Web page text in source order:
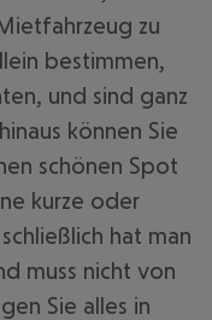
zu
bestimmen,
und sind ganz
können Sie
schönen Spot
kurze oder
hat man
muss nicht von
Sie alles in